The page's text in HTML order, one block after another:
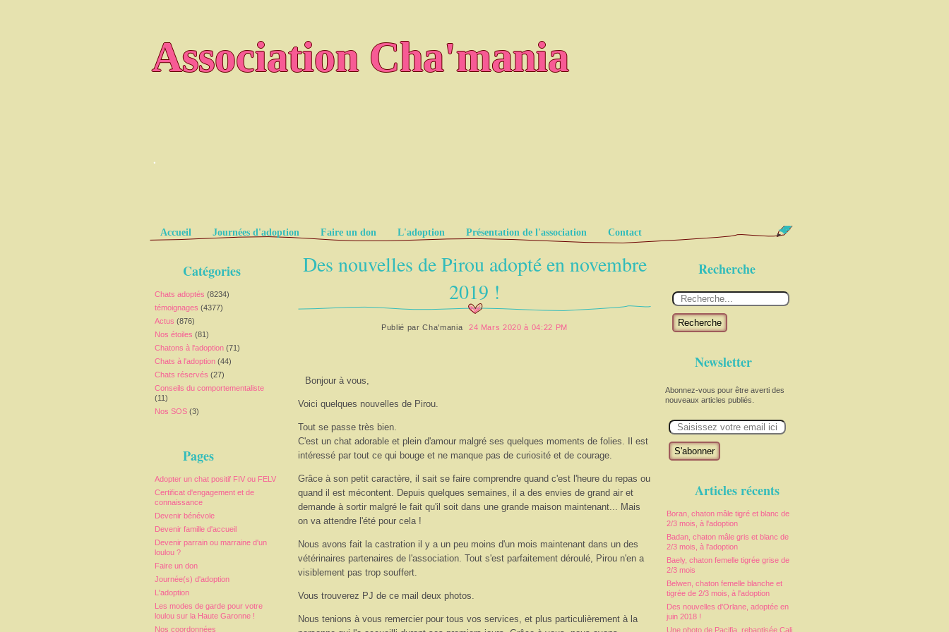
Association Cha'mania
.
Pages
Accueil Journées d'adoption Faire un don L'adoption Présentation de l'association Contact
Catégories
Chats adoptés (8234)
témoignages (4377)
Actus (876)
Nos étoiles (81)
Chatons à l'adoption (71)
Chats à l'adoption (44)
Chats réservés (27)
Conseils du comportementaliste
(11)
Nos SOS (3)
Pages
Adopter un chat positif FIV ou FELV
Certificat d'engagement et de
connaissance
Devenir bénévole
Devenir famille d'accueil
Devenir parrain ou marraine d'un
loulou ?
Faire un don
Journée(s) d'adoption
L'adoption
Les modes de garde pour votre
loulou sur la Haute Garonne !
Nos coordonnées
Recherche
Recherche
Newsletter
Abonnez-vous pour être averti des
nouveaux articles publiés.
m
Articles récents
Boran, chaton mâle tigré et blanc de
2/3 mois, à l'adoption
Badan, chaton mâle gris et blanc de
2/3 mois, à l'adoption
Baely, chaton femelle tigrée grise de
2/3 mois
Belwen, chaton femelle blanche et
tigrée de 2/3 mois, à l'adoption
Des nouvelles d'Orlane, adoptée en
juin 2018 !
Une photo de Pacifia, rebaptisée Cali,
Des nouvelles de Pirou adopté en novembre
2019 !
Publié parCha'mania 24 Mars 2020 à 04:22 PM
Bonjour à vous,
Voici quelques nouvelles de Pirou.
Tout se passe très bien.
C'est un chat adorable et plein d'amour malgré ses quelques moments de folies. Il est
intéressé par tout ce qui bouge et ne manque pas de curiosité et de courage.
Grâce à son petit caractère, il sait se faire comprendre quand c'est l'heure du repas ou
quand il est mécontent. Depuis quelques semaines, il a des envies de grand air et
demande à sortir malgré le fait qu'il soit dans une grande maison maintenant... Mais
on va attendre l'été pour cela !
Nous avons fait la castration il y a un peu moins d'un mois maintenant dans un des
vétérinaires partenaires de l'association. Tout s'est parfaitement déroulé, Pirou n'en a
visiblement pas trop souffert.
Vous trouverez PJ de ce mail deux photos.
Nous tenions à vous remercier pour tous vos services, et plus particulièrement à la